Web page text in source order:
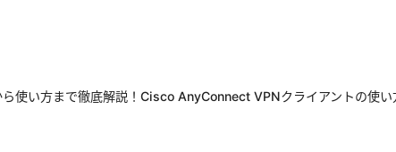
使い方まで徹底解説！Cisco AnyConnect VPNクライアントの使い